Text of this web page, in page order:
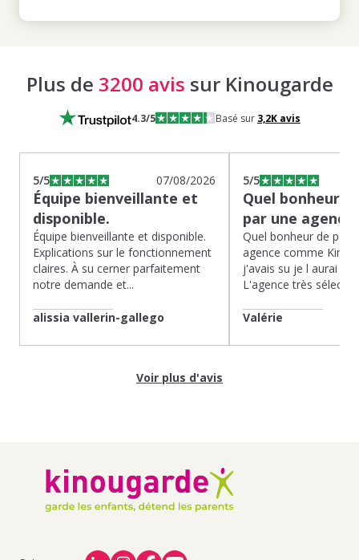
Plus de 3200 avis sur Kinougarde
4.3/5 Basé sur 3,2Kavis
5/5 07/08/2026
Équipe bienveillante et
disponible.
Équipe bienveillante et disponible.
Explications sur le fonctionnement
claires. À su cerner parfaitement
notre demande et...
alissia vallerin-gallego
5/5
Quel bonheur
par une
Quel bonheur de
agence comme
j'avais su je l aurai
L'agence très
Valérie
Voir plus d'avis